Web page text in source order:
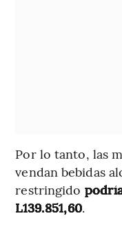
Por lo tanto, las
vendan bebidas
restringido
L139.851,60.